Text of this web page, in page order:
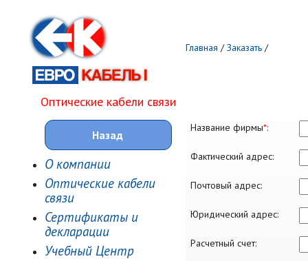
Оптические кабели связи
Назад
О компании
Оптические кабели
связи
Сертификаты и
декларации
Учебный Центр
Главная /Заказать /
Название фирмы*:
Фактический адрес:
Почтовый адрес:
Юридический адрес:
Расчетный счет: